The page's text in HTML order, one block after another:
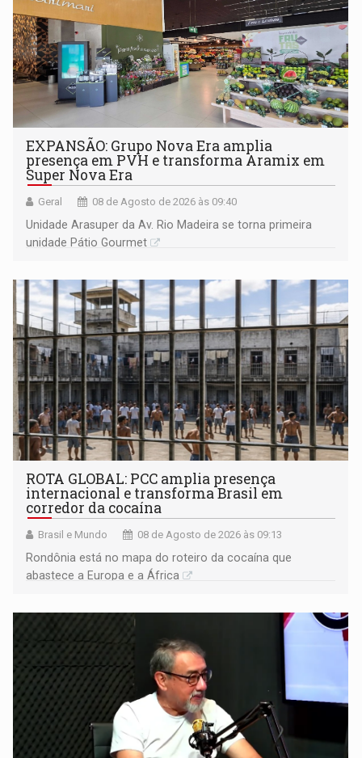
EXPANSÃO: Grupo Nova Era amplia
presença em PVH e transforma Aramix em
Super Nova Era
Geral 08 de Agosto de 2026 às 09:40
Unidade Arasuper da Av. Rio Madeira se torna primeira
unidade Pátio Gourmet
ROTA GLOBAL: PCC amplia presença
internacional e transforma Brasil em
corredor da cocaína
Brasil e Mundo 08 de Agosto de 2026 às 09:13
Rondônia está no mapa do roteiro da cocaína que
abastece a Europa e a África